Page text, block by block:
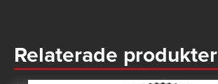
Relaterade produkter